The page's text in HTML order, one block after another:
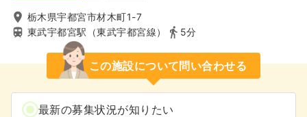
栃木県宇都宮市材木町1-7
東武宇都宮駅（東武宇都宮線）
5分
この施設について問い合わせる
最新の募集状況が知りたい